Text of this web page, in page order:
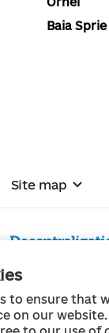
to ensure that
on our
Baia Sprie
Site map
"Decentralization", 2022
2014 to communicate
government